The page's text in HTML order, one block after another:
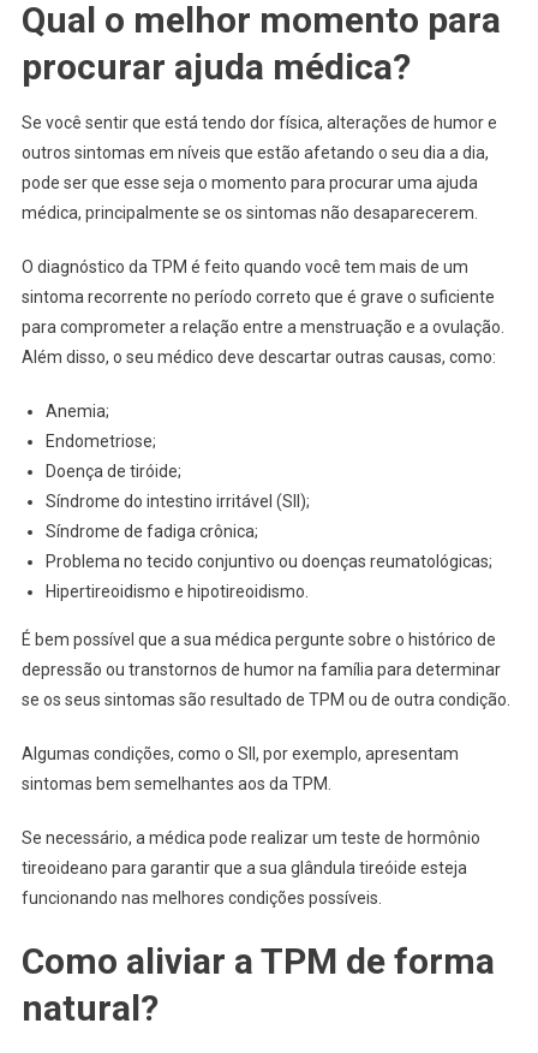
Qual o melhor momento para
procurar ajuda médica?
Se você sentir que está tendo dor física, alterações de humor e
outros sintomas em níveis que estão afetando o seu dia a dia,
pode ser que esse seja o momento para procurar uma ajuda
médica, principalmente se os sintomas não desaparecerem.
O diagnóstico da TPM é feito quando você tem mais de um
sintoma recorrente no período correto que é grave o suficiente
para comprometer a relação entre a menstruação e a ovulação.
Além disso, o seu médico deve descartar outras causas, como:
Anemia;
Endometriose;
Doença de tiróide;
Síndrome do intestino irritável (SII);
Síndrome de fadiga crônica;
Problema no tecido conjuntivo ou doenças reumatológicas;
Hipertireoidismo e hipotireoidismo.
É bem possível que a sua médica pergunte sobre o histórico de
depressão ou transtornos de humor na família para determinar
se os seus sintomas são resultado de TPM ou de outra condição.
Algumas condições, como o SII, por exemplo, apresentam
sintomas bem semelhantes aos da TPM.
Se necessário, a médica pode realizar um teste de hormônio
tireoideano para garantir que a sua glândula tireóide esteja
funcionando nas melhores condições possíveis.
Como aliviar a TPM de forma
natural?